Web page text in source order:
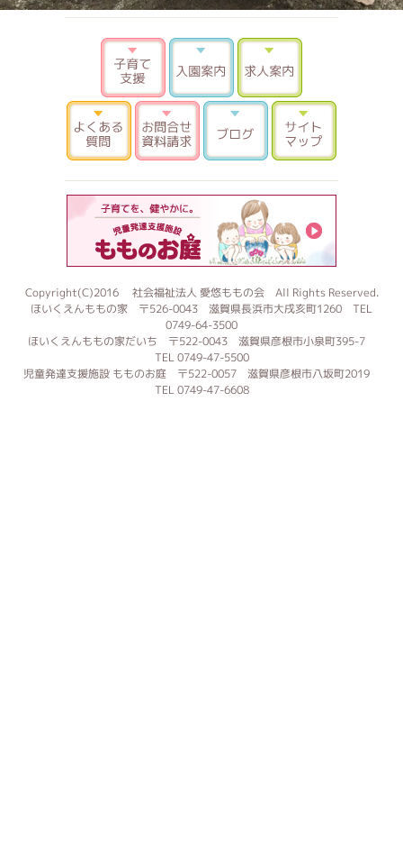
子育て支援入園案内
よくある質問お問合せ 資料請求
ブログ
Copyright(C)2016 社会福祉法人 愛悠ももの会 All Rights Reserved.
ほいくえんももの家 〒526-0043 滋賀県長浜市大戌亥町1260 TEL
0749-64-3500
ほいくえんももの家だいち 〒522-0043 滋賀県彦根市小泉町395-7
TEL 0749-47-5500
児童発達支援施設 もものお庭 〒522-0057 滋賀県彦根市八坂町2019
TEL 0749-47-6608